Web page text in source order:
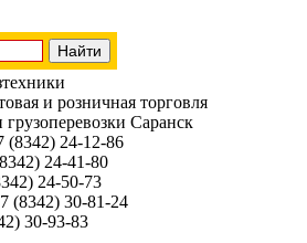
и розничная торговля
Саранск
(8342) 24-12-86
24-41-80
24-50-73
(8342) 30-81-24
30-93-83